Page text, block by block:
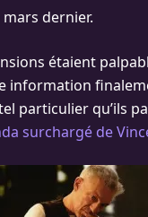
dernier.
étaient
information
particulier qu’ils
surchargé de